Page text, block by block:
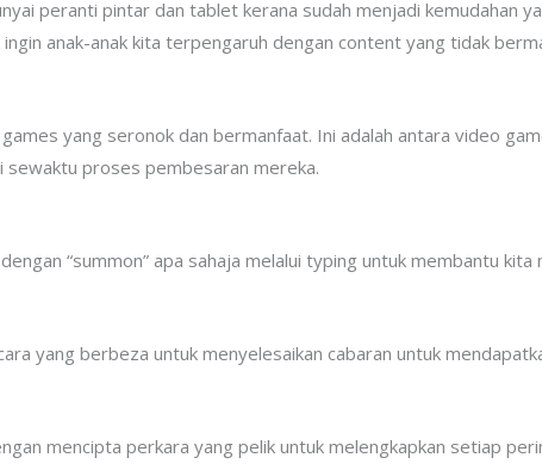
peranti pintar dan tablet kerana sudah menjadi kemudahan
anak-anak kita terpengaruh dengan content yang tidak
yang seronok dan bermanfaat. Ini adalah antara video
sewaktu proses pembesaran mereka.
“summon” apa sahaja melalui typing untuk membantu kita
yang berbeza untuk menyelesaikan cabaran untuk
mencipta perkara yang pelik untuk melengkapkan setiap